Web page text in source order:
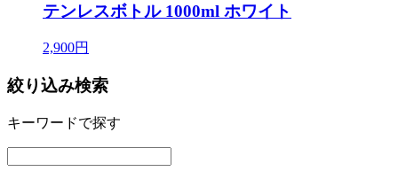
テンレスボトル 1000ml ホワイト
2,900円
絞り込み検索
キーワードで探す